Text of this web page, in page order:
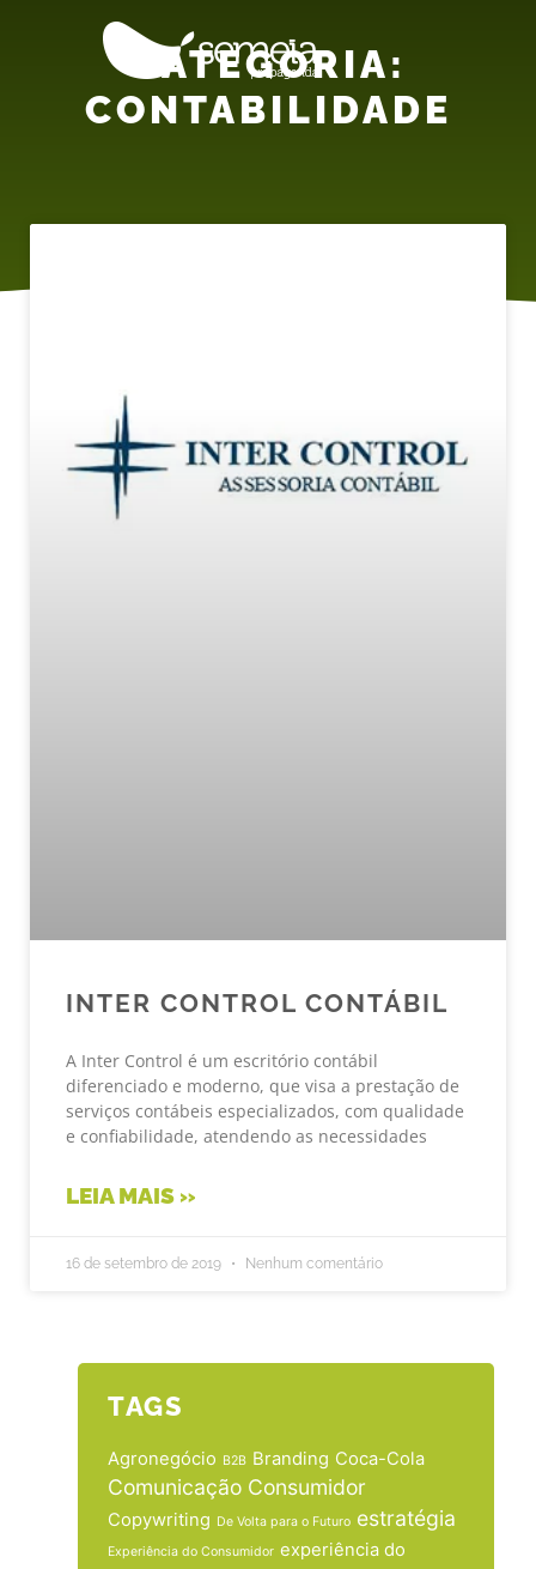
CATEGORIA:
CONTABILIDADE
INTER CONTROL CONTÁBIL
A Inter Control é um escritório contábil
diferenciado e moderno, que visa a prestação de
serviços contábeis especializados, com qualidade
e confiabilidade, atendendo as necessidades
LEIA MAIS »
16 de setembro de 2019 Nenhum comentário
TAGS
Agronegócio B2B Branding Coca-Cola
Comunicação Consumidor
Copywriting De Volta para o Futuro estratégia
Experiência do Consumidor experiência do